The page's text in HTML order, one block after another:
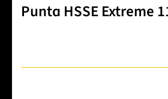
Punta HSSE Extreme